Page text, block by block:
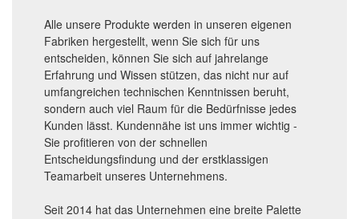
Alle unsere Produkte werden in unseren eigenen
Fabriken hergestellt, wenn Sie sich für uns
entscheiden, können Sie sich auf jahrelange
Erfahrung und Wissen stützen, das nicht nur auf
umfangreichen technischen Kenntnissen beruht,
sondern auch viel Raum für die Bedürfnisse jedes
Kunden lässt. Kundennähe ist uns immer wichtig -
Sie profitieren von der schnellen
Entscheidungsfindung und der erstklassigen
Teamarbeit unseres Unternehmens.
Seit 2014 hat das Unternehmen eine breite Palette